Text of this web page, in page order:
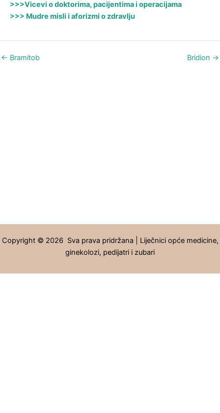
>>>Vicevi o doktorima, pacijentima i operacijama
>>> Mudre misli i aforizmi o zdravlju
← Bramitob Bridion →
Copyright © 2026 Sva prava pridržana | Liječnici opće medicine,
ginekolozi, pedijatri i zubari